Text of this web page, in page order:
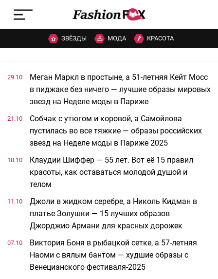
ЗВЁЗДЫ МОДА КРАСОТА
29.10
Меган Маркл в простыне, а 51-летняя Кейт Мосс
в пиджаке без ничего — лучшие образы мировых
звезд на Неделе моды в Париже
21.10
Собчак с утюгом и коровой, а Самойлова
пустилась во все тяжкие — образы российских
звезд на Неделе моды в Париже 2025
18.10
Клаудии Шиффер — 55 лет. Вот её 15 правил
красоты, как оставаться молодой душой и
телом
11.10
Джоли в жидком серебре, а Николь Кидман в
платье Золушки — 15 лучших образов
Джорджио Армани для красных дорожек
07.10
Виктория Боня в рыбацкой сетке, а 57-летняя
Наоми с вялым бантом — худшие образы с
Венецианского фестиваля-2025